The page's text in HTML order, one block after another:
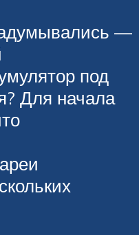
—
под
Для начала